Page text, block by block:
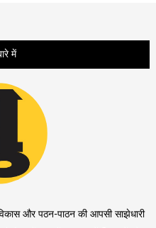
में
और पठन-पाठन की आपसी साझेधारी